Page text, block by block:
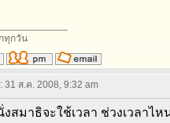
ทุกวัน
31 ส.ค. 2008, 9:32 am
งสมาธิจะใช้เวลา ช่วงเวลาไ